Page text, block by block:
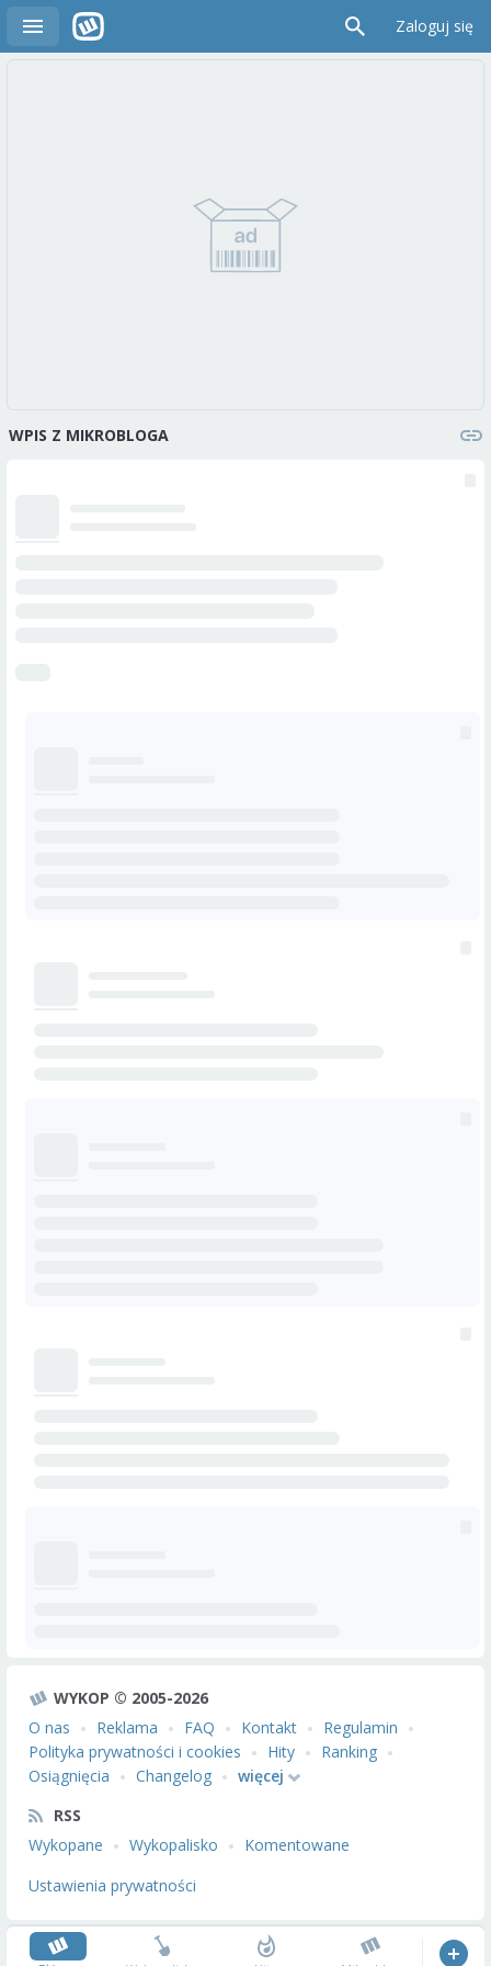
Zaloguj się
WPIS Z MIKROBLOGA
WYKOP © 2005-2026
O nas
Reklama FAQ Kontakt
Regulamin
Polityka prywatności i cookies
Hity
Ranking
Osiągnięcia
Changelog
więcej
RSS
Wykopane
Wykopalisko
Komentowane
Ustawienia prywatności